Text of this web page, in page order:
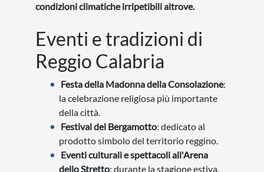
condizioni climatiche irripetibili altrove.
Eventi e tradizioni di
Reggio Calabria
Festa della Madonna della Consolazione:
la celebrazione religiosa più importante
della città.
Festival del Bergamotto: dedicato al
prodotto simbolo del territorio reggino.
Eventi culturali e spettacoli all'Arena
dello Stretto: durante la stagione estiva.